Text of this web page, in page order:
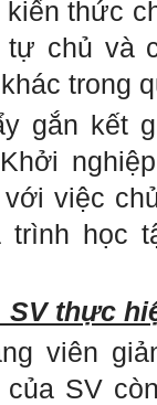
kiến thức
tự chủ và
trong
gắn kết
với việc
trình học
thực
viên
của SV